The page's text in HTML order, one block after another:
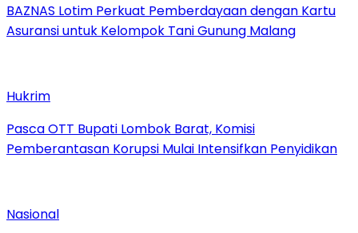
BAZNAS Lotim Perkuat Pemberdayaan dengan Kartu
Asuransi untuk Kelompok Tani Gunung Malang
Hukrim
Pasca OTT Bupati Lombok Barat, Komisi
Pemberantasan Korupsi Mulai Intensifkan Penyidikan
Nasional